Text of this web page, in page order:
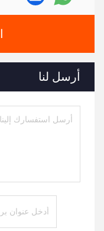
أرسل لنا